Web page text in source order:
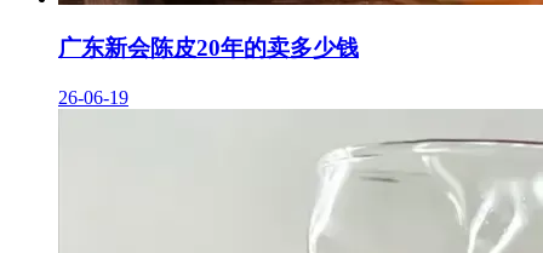
广东新会陈皮20年的卖多少钱
26-06-19